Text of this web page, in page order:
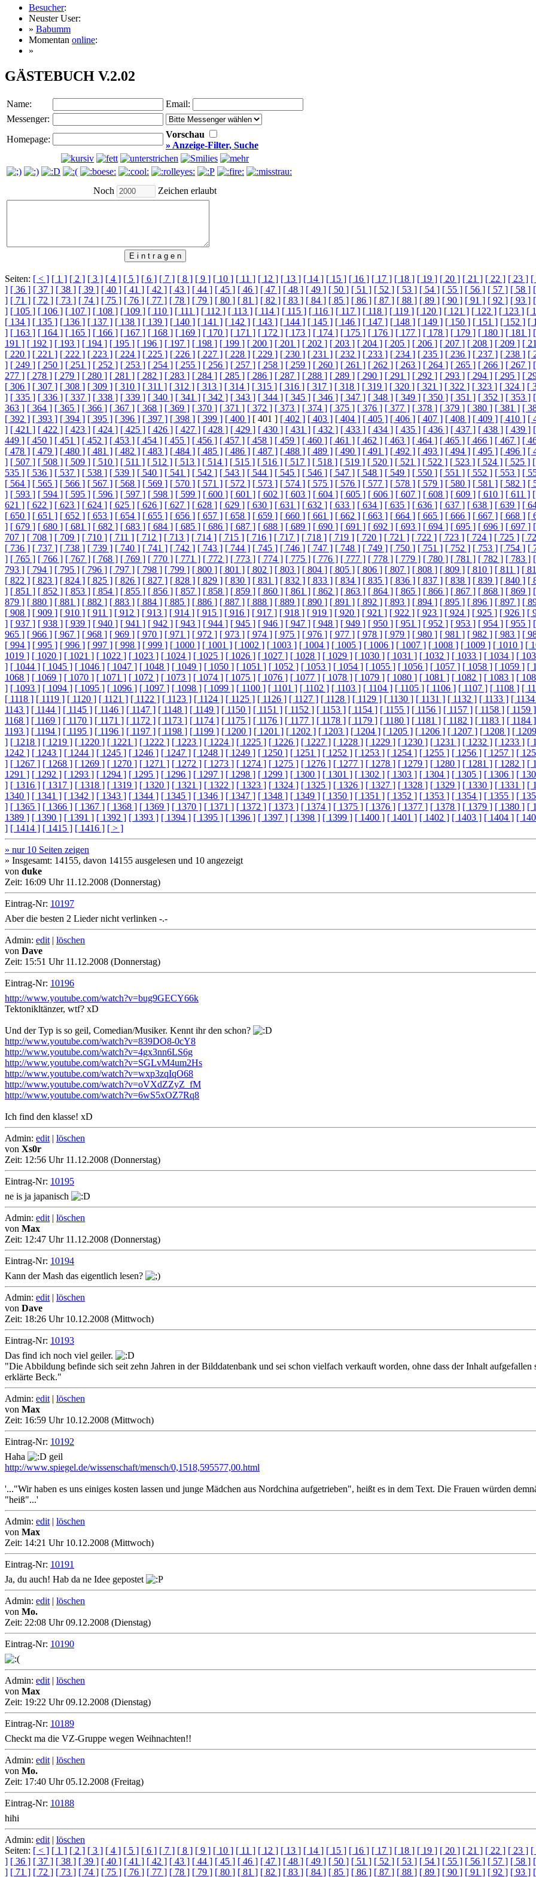
Besucher:
Neuster User:
» Babumm
Momentan online:
»
GÄSTEBUCH V.2.02
Name:
Email:
Messenger:
Homepage:
Vorschau
» Anzeige-Filter, Suche
Noch Zeichen erlaubt
Seiten: [ < ] [ 1 ] [ 2 ] [ 3 ] [ 4 ] [ 5 ] [ 6 ] [ 7 ] [ 8 ] [ 9 ] [ 10 ] [ 11 ] [ 12 ] [ 13 ] [ 14 ] [ 15 ] [ 16 ] [ 17 ] [ 18 ] [ 19 ] [ 20 ] [ 21 ] [ 22 ] [ 23 ] [
] [ 36 ] [ 37 ] [ 38 ] [ 39 ] [ 40 ] [ 41 ] [ 42 ] [ 43 ] [ 44 ] [ 45 ] [ 46 ] [ 47 ] [ 48 ] [ 49 ] [ 50 ] [ 51 ] [ 52 ] [ 53 ] [ 54 ] [ 55 ] [ 56 ] [ 57 ] [ 58 ]
] [ 71 ] [ 72 ] [ 73 ] [ 74 ] [ 75 ] [ 76 ] [ 77 ] [ 78 ] [ 79 ] [ 80 ] [ 81 ] [ 82 ] [ 83 ] [ 84 ] [ 85 ] [ 86 ] [ 87 ] [ 88 ] [ 89 ] [ 90 ] [ 91 ] [ 92 ] [ 93 ]
] [ 105 ] [ 106 ] [ 107 ] [ 108 ] [ 109 ] [ 110 ] [ 111 ] [ 112 ] [ 113 ] [ 114 ] [ 115 ] [ 116 ] [ 117 ] [ 118 ] [ 119 ] [ 120 ] [ 121 ] [ 122 ] [ 123 ] [
[ 134 ] [ 135 ] [ 136 ] [ 137 ] [ 138 ] [ 139 ] [ 140 ] [ 141 ] [ 142 ] [ 143 ] [ 144 ] [ 145 ] [ 146 ] [ 147 ] [ 148 ] [ 149 ] [ 150 ] [ 151 ] [ 152 ] [
] [ 163 ] [ 164 ] [ 165 ] [ 166 ] [ 167 ] [ 168 ] [ 169 ] [ 170 ] [ 171 ] [ 172 ] [ 173 ] [ 174 ] [ 175 ] [ 176 ] [ 177 ] [ 178 ] [ 179 ] [ 180 ] [ 181 ]
191 ] [ 192 ] [ 193 ] [ 194 ] [ 195 ] [ 196 ] [ 197 ] [ 198 ] [ 199 ] [ 200 ] [ 201 ] [ 202 ] [ 203 ] [ 204 ] [ 205 ] [ 206 ] [ 207 ] [ 208 ] [ 209 ] [
[ 220 ] [ 221 ] [ 222 ] [ 223 ] [ 224 ] [ 225 ] [ 226 ] [ 227 ] [ 228 ] [ 229 ] [ 230 ] [ 231 ] [ 232 ] [ 233 ] [ 234 ] [ 235 ] [ 236 ] [ 237 ] [ 238 ] [
] [ 249 ] [ 250 ] [ 251 ] [ 252 ] [ 253 ] [ 254 ] [ 255 ] [ 256 ] [ 257 ] [ 258 ] [ 259 ] [ 260 ] [ 261 ] [ 262 ] [ 263 ] [ 264 ] [ 265 ] [ 266 ] [ 267 ]
277 ] [ 278 ] [ 279 ] [ 280 ] [ 281 ] [ 282 ] [ 283 ] [ 284 ] [ 285 ] [ 286 ] [ 287 ] [ 288 ] [ 289 ] [ 290 ] [ 291 ] [ 292 ] [ 293 ] [ 294 ] [ 295 ] [
[ 306 ] [ 307 ] [ 308 ] [ 309 ] [ 310 ] [ 311 ] [ 312 ] [ 313 ] [ 314 ] [ 315 ] [ 316 ] [ 317 ] [ 318 ] [ 319 ] [ 320 ] [ 321 ] [ 322 ] [ 323 ] [ 324 ] [
] [ 335 ] [ 336 ] [ 337 ] [ 338 ] [ 339 ] [ 340 ] [ 341 ] [ 342 ] [ 343 ] [ 344 ] [ 345 ] [ 346 ] [ 347 ] [ 348 ] [ 349 ] [ 350 ] [ 351 ] [ 352 ] [ 353 ]
363 ] [ 364 ] [ 365 ] [ 366 ] [ 367 ] [ 368 ] [ 369 ] [ 370 ] [ 371 ] [ 372 ] [ 373 ] [ 374 ] [ 375 ] [ 376 ] [ 377 ] [ 378 ] [ 379 ] [ 380 ] [ 381 ] [
[ 392 ] [ 393 ] [ 394 ] [ 395 ] [ 396 ] [ 397 ] [ 398 ] [ 399 ] [ 400 ] [ 401 ] [ 402 ] [ 403 ] [ 404 ] [ 405 ] [ 406 ] [ 407 ] [ 408 ] [ 409 ] [ 410 ] [
] [ 421 ] [ 422 ] [ 423 ] [ 424 ] [ 425 ] [ 426 ] [ 427 ] [ 428 ] [ 429 ] [ 430 ] [ 431 ] [ 432 ] [ 433 ] [ 434 ] [ 435 ] [ 436 ] [ 437 ] [ 438 ] [ 439 ]
449 ] [ 450 ] [ 451 ] [ 452 ] [ 453 ] [ 454 ] [ 455 ] [ 456 ] [ 457 ] [ 458 ] [ 459 ] [ 460 ] [ 461 ] [ 462 ] [ 463 ] [ 464 ] [ 465 ] [ 466 ] [ 467 ] [
[ 478 ] [ 479 ] [ 480 ] [ 481 ] [ 482 ] [ 483 ] [ 484 ] [ 485 ] [ 486 ] [ 487 ] [ 488 ] [ 489 ] [ 490 ] [ 491 ] [ 492 ] [ 493 ] [ 494 ] [ 495 ] [ 496 ] [
] [ 507 ] [ 508 ] [ 509 ] [ 510 ] [ 511 ] [ 512 ] [ 513 ] [ 514 ] [ 515 ] [ 516 ] [ 517 ] [ 518 ] [ 519 ] [ 520 ] [ 521 ] [ 522 ] [ 523 ] [ 524 ] [ 525 ]
535 ] [ 536 ] [ 537 ] [ 538 ] [ 539 ] [ 540 ] [ 541 ] [ 542 ] [ 543 ] [ 544 ] [ 545 ] [ 546 ] [ 547 ] [ 548 ] [ 549 ] [ 550 ] [ 551 ] [ 552 ] [ 553 ] [
[ 564 ] [ 565 ] [ 566 ] [ 567 ] [ 568 ] [ 569 ] [ 570 ] [ 571 ] [ 572 ] [ 573 ] [ 574 ] [ 575 ] [ 576 ] [ 577 ] [ 578 ] [ 579 ] [ 580 ] [ 581 ] [ 582 ] [
] [ 593 ] [ 594 ] [ 595 ] [ 596 ] [ 597 ] [ 598 ] [ 599 ] [ 600 ] [ 601 ] [ 602 ] [ 603 ] [ 604 ] [ 605 ] [ 606 ] [ 607 ] [ 608 ] [ 609 ] [ 610 ] [ 611 ]
621 ] [ 622 ] [ 623 ] [ 624 ] [ 625 ] [ 626 ] [ 627 ] [ 628 ] [ 629 ] [ 630 ] [ 631 ] [ 632 ] [ 633 ] [ 634 ] [ 635 ] [ 636 ] [ 637 ] [ 638 ] [ 639 ] [
[ 650 ] [ 651 ] [ 652 ] [ 653 ] [ 654 ] [ 655 ] [ 656 ] [ 657 ] [ 658 ] [ 659 ] [ 660 ] [ 661 ] [ 662 ] [ 663 ] [ 664 ] [ 665 ] [ 666 ] [ 667 ] [ 668 ] [
] [ 679 ] [ 680 ] [ 681 ] [ 682 ] [ 683 ] [ 684 ] [ 685 ] [ 686 ] [ 687 ] [ 688 ] [ 689 ] [ 690 ] [ 691 ] [ 692 ] [ 693 ] [ 694 ] [ 695 ] [ 696 ] [ 697 ]
707 ] [ 708 ] [ 709 ] [ 710 ] [ 711 ] [ 712 ] [ 713 ] [ 714 ] [ 715 ] [ 716 ] [ 717 ] [ 718 ] [ 719 ] [ 720 ] [ 721 ] [ 722 ] [ 723 ] [ 724 ] [ 725 ] [
[ 736 ] [ 737 ] [ 738 ] [ 739 ] [ 740 ] [ 741 ] [ 742 ] [ 743 ] [ 744 ] [ 745 ] [ 746 ] [ 747 ] [ 748 ] [ 749 ] [ 750 ] [ 751 ] [ 752 ] [ 753 ] [ 754 ] [
] [ 765 ] [ 766 ] [ 767 ] [ 768 ] [ 769 ] [ 770 ] [ 771 ] [ 772 ] [ 773 ] [ 774 ] [ 775 ] [ 776 ] [ 777 ] [ 778 ] [ 779 ] [ 780 ] [ 781 ] [ 782 ] [ 783 ]
793 ] [ 794 ] [ 795 ] [ 796 ] [ 797 ] [ 798 ] [ 799 ] [ 800 ] [ 801 ] [ 802 ] [ 803 ] [ 804 ] [ 805 ] [ 806 ] [ 807 ] [ 808 ] [ 809 ] [ 810 ] [ 811 ] [
[ 822 ] [ 823 ] [ 824 ] [ 825 ] [ 826 ] [ 827 ] [ 828 ] [ 829 ] [ 830 ] [ 831 ] [ 832 ] [ 833 ] [ 834 ] [ 835 ] [ 836 ] [ 837 ] [ 838 ] [ 839 ] [ 840 ] [
] [ 851 ] [ 852 ] [ 853 ] [ 854 ] [ 855 ] [ 856 ] [ 857 ] [ 858 ] [ 859 ] [ 860 ] [ 861 ] [ 862 ] [ 863 ] [ 864 ] [ 865 ] [ 866 ] [ 867 ] [ 868 ] [ 869 ]
879 ] [ 880 ] [ 881 ] [ 882 ] [ 883 ] [ 884 ] [ 885 ] [ 886 ] [ 887 ] [ 888 ] [ 889 ] [ 890 ] [ 891 ] [ 892 ] [ 893 ] [ 894 ] [ 895 ] [ 896 ] [ 897 ] [
[ 908 ] [ 909 ] [ 910 ] [ 911 ] [ 912 ] [ 913 ] [ 914 ] [ 915 ] [ 916 ] [ 917 ] [ 918 ] [ 919 ] [ 920 ] [ 921 ] [ 922 ] [ 923 ] [ 924 ] [ 925 ] [ 926 ] [
] [ 937 ] [ 938 ] [ 939 ] [ 940 ] [ 941 ] [ 942 ] [ 943 ] [ 944 ] [ 945 ] [ 946 ] [ 947 ] [ 948 ] [ 949 ] [ 950 ] [ 951 ] [ 952 ] [ 953 ] [ 954 ] [ 955 ]
965 ] [ 966 ] [ 967 ] [ 968 ] [ 969 ] [ 970 ] [ 971 ] [ 972 ] [ 973 ] [ 974 ] [ 975 ] [ 976 ] [ 977 ] [ 978 ] [ 979 ] [ 980 ] [ 981 ] [ 982 ] [ 983 ] [
[ 994 ] [ 995 ] [ 996 ] [ 997 ] [ 998 ] [ 999 ] [ 1000 ] [ 1001 ] [ 1002 ] [ 1003 ] [ 1004 ] [ 1005 ] [ 1006 ] [ 1007 ] [ 1008 ] [ 1009 ] [ 1010 ] [
1019 ] [ 1020 ] [ 1021 ] [ 1022 ] [ 1023 ] [ 1024 ] [ 1025 ] [ 1026 ] [ 1027 ] [ 1028 ] [ 1029 ] [ 1030 ] [ 1031 ] [ 1032 ] [ 1033 ] [ 1034 ] [
] [ 1044 ] [ 1045 ] [ 1046 ] [ 1047 ] [ 1048 ] [ 1049 ] [ 1050 ] [ 1051 ] [ 1052 ] [ 1053 ] [ 1054 ] [ 1055 ] [ 1056 ] [ 1057 ] [ 1058 ] [ 1059 ] [
1068 ] [ 1069 ] [ 1070 ] [ 1071 ] [ 1072 ] [ 1073 ] [ 1074 ] [ 1075 ] [ 1076 ] [ 1077 ] [ 1078 ] [ 1079 ] [ 1080 ] [ 1081 ] [ 1082 ] [ 1083 ] [
] [ 1093 ] [ 1094 ] [ 1095 ] [ 1096 ] [ 1097 ] [ 1098 ] [ 1099 ] [ 1100 ] [ 1101 ] [ 1102 ] [ 1103 ] [ 1104 ] [ 1105 ] [ 1106 ] [ 1107 ] [ 1108 ] [
[ 1118 ] [ 1119 ] [ 1120 ] [ 1121 ] [ 1122 ] [ 1123 ] [ 1124 ] [ 1125 ] [ 1126 ] [ 1127 ] [ 1128 ] [ 1129 ] [ 1130 ] [ 1131 ] [ 1132 ] [ 1133 ] [
1143 ] [ 1144 ] [ 1145 ] [ 1146 ] [ 1147 ] [ 1148 ] [ 1149 ] [ 1150 ] [ 1151 ] [ 1152 ] [ 1153 ] [ 1154 ] [ 1155 ] [ 1156 ] [ 1157 ] [ 1158 ] [ 1159 ]
1168 ] [ 1169 ] [ 1170 ] [ 1171 ] [ 1172 ] [ 1173 ] [ 1174 ] [ 1175 ] [ 1176 ] [ 1177 ] [ 1178 ] [ 1179 ] [ 1180 ] [ 1181 ] [ 1182 ] [ 1183 ] [ 1184 ]
1193 ] [ 1194 ] [ 1195 ] [ 1196 ] [ 1197 ] [ 1198 ] [ 1199 ] [ 1200 ] [ 1201 ] [ 1202 ] [ 1203 ] [ 1204 ] [ 1205 ] [ 1206 ] [ 1207 ] [ 1208 ] [
] [ 1218 ] [ 1219 ] [ 1220 ] [ 1221 ] [ 1222 ] [ 1223 ] [ 1224 ] [ 1225 ] [ 1226 ] [ 1227 ] [ 1228 ] [ 1229 ] [ 1230 ] [ 1231 ] [ 1232 ] [ 1233 ] [
1242 ] [ 1243 ] [ 1244 ] [ 1245 ] [ 1246 ] [ 1247 ] [ 1248 ] [ 1249 ] [ 1250 ] [ 1251 ] [ 1252 ] [ 1253 ] [ 1254 ] [ 1255 ] [ 1256 ] [ 1257 ] [
] [ 1267 ] [ 1268 ] [ 1269 ] [ 1270 ] [ 1271 ] [ 1272 ] [ 1273 ] [ 1274 ] [ 1275 ] [ 1276 ] [ 1277 ] [ 1278 ] [ 1279 ] [ 1280 ] [ 1281 ] [ 1282 ] [
1291 ] [ 1292 ] [ 1293 ] [ 1294 ] [ 1295 ] [ 1296 ] [ 1297 ] [ 1298 ] [ 1299 ] [ 1300 ] [ 1301 ] [ 1302 ] [ 1303 ] [ 1304 ] [ 1305 ] [ 1306 ] [
] [ 1316 ] [ 1317 ] [ 1318 ] [ 1319 ] [ 1320 ] [ 1321 ] [ 1322 ] [ 1323 ] [ 1324 ] [ 1325 ] [ 1326 ] [ 1327 ] [ 1328 ] [ 1329 ] [ 1330 ] [ 1331 ] [
1340 ] [ 1341 ] [ 1342 ] [ 1343 ] [ 1344 ] [ 1345 ] [ 1346 ] [ 1347 ] [ 1348 ] [ 1349 ] [ 1350 ] [ 1351 ] [ 1352 ] [ 1353 ] [ 1354 ] [ 1355 ] [
] [ 1365 ] [ 1366 ] [ 1367 ] [ 1368 ] [ 1369 ] [ 1370 ] [ 1371 ] [ 1372 ] [ 1373 ] [ 1374 ] [ 1375 ] [ 1376 ] [ 1377 ] [ 1378 ] [ 1379 ] [ 1380 ] [
1389 ] [ 1390 ] [ 1391 ] [ 1392 ] [ 1393 ] [ 1394 ] [ 1395 ] [ 1396 ] [ 1397 ] [ 1398 ] [ 1399 ] [ 1400 ] [ 1401 ] [ 1402 ] [ 1403 ] [ 1404 ] [
] [ 1414 ] [ 1415 ] [ 1416 ] [ > ]
» nur 10 Seiten zeigen
» Insgesamt: 14155, davon 14155 ausgelesen und 10 angezeigt
von duke
Zeit: 16:09 Uhr 11.12.2008 (Donnerstag)
Eintrag-Nr: 10197
Aber die besten 2 Lieder nicht verlinken -.-
Admin: edit | löschen
von Dave
Zeit: 15:51 Uhr 11.12.2008 (Donnerstag)
Eintrag-Nr: 10196
http://www.youtube.com/watch?v=bug9GECY66k
Tektonikltänzer, wtf? xD
Und der Typ is so geil, Comedian/Musiker. Kennt ihr den schon?
http://www.youtube.com/watch?v=839DO8-0cY8
http://www.youtube.com/watch?v=4gx3nn6LS6g
http://www.youtube.com/watch?v=SGLvM4um2Hs
http://www.youtube.com/watch?v=wxp3zqIqO68
http://www.youtube.com/watch?v=oVXdZZyZ_fM
http://www.youtube.com/watch?v=6wS5xOZ7Rq8
Ich find den klasse! xD
Admin: edit | löschen
von Xs0r
Zeit: 12:56 Uhr 11.12.2008 (Donnerstag)
Eintrag-Nr: 10195
ne is ja japanisch
Admin: edit | löschen
von Max
Zeit: 12:47 Uhr 11.12.2008 (Donnerstag)
Eintrag-Nr: 10194
Kann der Mash das eigentlich lesen?
Admin: edit | löschen
von Dave
Zeit: 18:26 Uhr 10.12.2008 (Mittwoch)
Eintrag-Nr: 10193
Das find ich noch viel geiler.
"Die Abbildung befinde sich seit zehn Jahren in der Bilddatenbank und sei schon vielfach verkauft worden, ohne dass der Inhalt
erklärte Beck."
Admin: edit | löschen
von Max
Zeit: 16:59 Uhr 10.12.2008 (Mittwoch)
Eintrag-Nr: 10192
Haha
geil
http://www.spiegel.de/wissenschaft/mensch/0,1518,595577,00.html
'..."Wir haben es uns einiges kosten lassen und junge Mädchen aus Nordchina aufgetrieben", heißt es in dem Text. Die Frauen würden
"heiß"...'
Admin: edit | löschen
von Max
Zeit: 14:21 Uhr 10.12.2008 (Mittwoch)
Eintrag-Nr: 10191
Ja, du auch! Hab da ne Idee gepostet
Admin: edit | löschen
von Mo.
Zeit: 22:08 Uhr 09.12.2008 (Dienstag)
Eintrag-Nr: 10190
Admin: edit | löschen
von Max
Zeit: 19:22 Uhr 09.12.2008 (Dienstag)
Eintrag-Nr: 10189
Checkt ma die VZ-Gruppe wegen Weihnachten!!
Admin: edit | löschen
von Mo.
Zeit: 17:40 Uhr 05.12.2008 (Freitag)
Eintrag-Nr: 10188
hihi
Admin: edit | löschen
Seiten: [ < ] [ 1 ] [ 2 ] [ 3 ] [ 4 ] [ 5 ] [ 6 ] [ 7 ] [ 8 ] [ 9 ] [ 10 ] [ 11 ] [ 12 ] [ 13 ] [ 14 ] [ 15 ] [ 16 ] [ 17 ] [ 18 ] [ 19 ] [ 20 ] [ 21 ] [ 22 ] [ 23 ] [
] [ 36 ] [ 37 ] [ 38 ] [ 39 ] [ 40 ] [ 41 ] [ 42 ] [ 43 ] [ 44 ] [ 45 ] [ 46 ] [ 47 ] [ 48 ] [ 49 ] [ 50 ] [ 51 ] [ 52 ] [ 53 ] [ 54 ] [ 55 ] [ 56 ] [ 57 ] [ 58 ]
] [ 71 ] [ 72 ] [ 73 ] [ 74 ] [ 75 ] [ 76 ] [ 77 ] [ 78 ] [ 79 ] [ 80 ] [ 81 ] [ 82 ] [ 83 ] [ 84 ] [ 85 ] [ 86 ] [ 87 ] [ 88 ] [ 89 ] [ 90 ] [ 91 ] [ 92 ] [ 93 ]